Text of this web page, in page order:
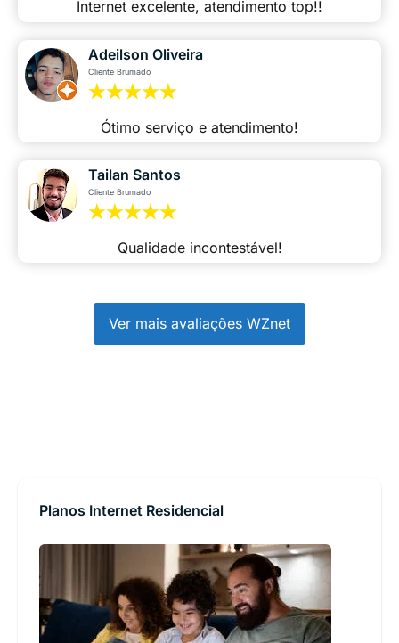
Internet excelente, atendimento top!!
Adeilson Oliveira
Cliente Brumado
Ótimo serviço e atendimento!
Tailan Santos
Cliente Brumado
Qualidade incontestável!
Ver mais avaliações WZnet
Planos Internet Residencial